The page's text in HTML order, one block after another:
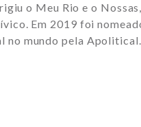
o Meu Rio e o
Em 2019 foi
no mundo pela Apolitical.